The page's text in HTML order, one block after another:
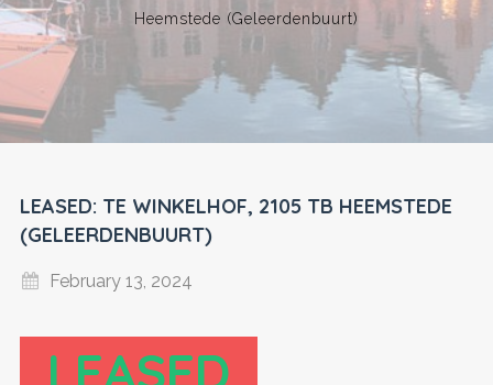
Heemstede (Geleerdenbuurt)
LEASED: TE WINKELHOF, 2105 TB HEEMSTEDE
(GELEERDENBUURT)
February 13, 2024
LEASED